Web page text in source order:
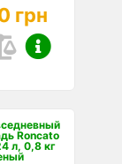
грн
Roncato
л, 0,8 кг